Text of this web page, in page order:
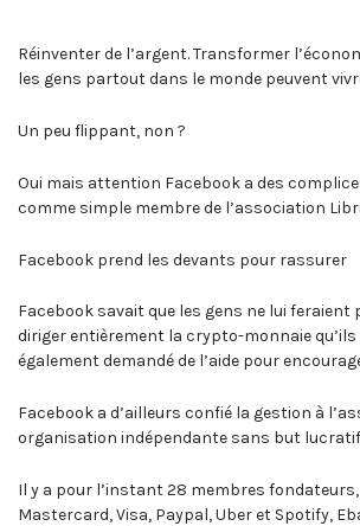
Réinventer de l’argent. Transformer
les gens partout dans le monde peuvent
Un peu flippant, non ?
Oui mais attention Facebook a des
comme simple membre de l’association
Facebook prend les devants pour rassurer
Facebook savait que les gens ne lui
diriger entièrement la crypto-monnaie
également demandé de l’aide pour
Facebook a d’ailleurs confié la gestion à
organisation indépendante sans but lucratif
Il y a pour l’instant 28 membres
Mastercard, Visa, Paypal, Uber et Spotify,